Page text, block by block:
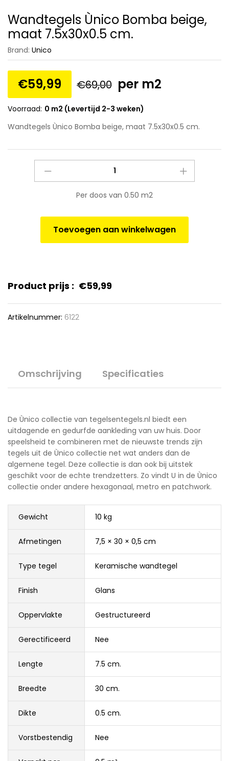
Wandtegels Ùnico Bomba beige,
maat 7.5x30x0.5 cm.
Brand: Unico
€59,99 €69,00 per m2
Voorraad: 0 m2 (Levertijd 2-3 weken)
Wandtegels Ùnico Bomba beige, maat 7.5x30x0.5 cm.
quantity
Per doos van 0.50 m2
Toevoegen aan winkelwagen
Product prijs : €59,99
Artikelnummer: 6122
Omschrijving Specificaties
De Ùnico collectie van tegelsentegels.nl biedt een
uitdagende en gedurfde aankleding van uw huis. Door
speelsheid te combineren met de nieuwste trends zijn
tegels uit de Ùnico collectie net wat anders dan de
algemene tegel. Deze collectie is dan ook bij uitstek
geschikt voor de echte trendzetters. Zo vindt U in de Ùnico
collectie onder andere hexagonaal, metro en patchwork.
Gewicht 10 kg
Afmetingen 7,5 × 30 × 0,5 cm
Type tegel Keramische wandtegel
Finish Glans
Oppervlakte Gestructureerd
Gerectificeerd Nee
Lengte 7.5 cm.
Breedte 30 cm.
Dikte 0.5 cm.
Vorstbestendig Nee